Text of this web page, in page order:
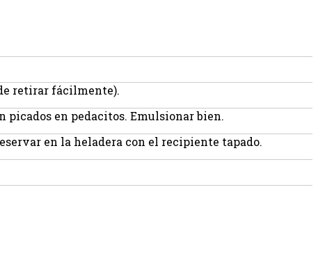
retirar fácilmente).
en pedacitos. Emulsionar bien.
en la heladera con el recipiente tapado.